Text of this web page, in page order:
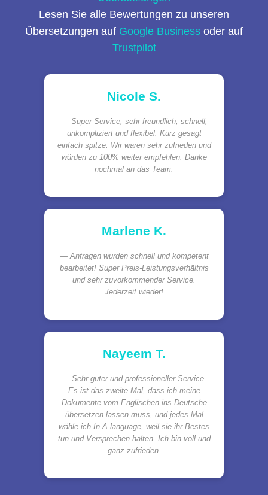
Lesen Sie alle Bewertungen zu unseren
Übersetzungen auf Google Business oder auf
Trustpilot
Nicole S.
Super Service, sehr freundlich, schnell,
unkompliziert und flexibel. Kurz gesagt
einfach spitze. Wir waren sehr zufrieden und
würden zu 100% weiter empfehlen. Danke
nochmal an das Team.
Marlene K.
Anfragen wurden schnell und kompetent
bearbeitet! Super Preis-Leistungsverhältnis
und sehr zuvorkommender Service.
Jederzeit wieder!
Nayeem T.
Sehr guter und professioneller Service.
Es ist das zweite Mal, dass ich meine
Dokumente vom Englischen ins Deutsche
übersetzen lassen muss, und jedes Mal
wähle ich In A language, weil sie ihr Bestes
tun und Versprechen halten. Ich bin voll und
ganz zufrieden.